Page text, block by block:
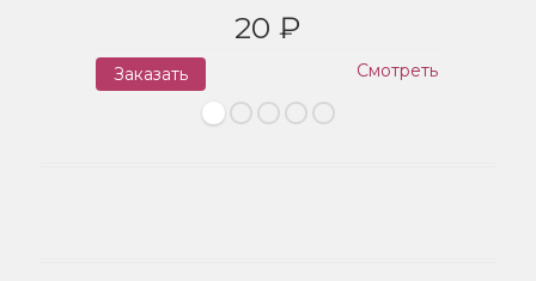
20 ₽
Заказать Смотреть